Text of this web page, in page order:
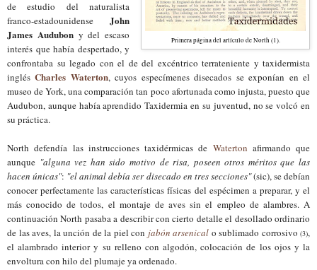
Primera página del artículo de North (1).
de estudio del naturalista
franco-estadounidenseJohn
James Audubony del escaso
interés que había despertado, y
confrontaba su legado con el de del excéntrico terrateniente y taxidermista
inglésCharles Waterton, cuyos especímenes disecados se exponían en el
museo de York, una comparación tan poco afortunada como injusta, puesto que
Audubon, aunque había aprendido Taxidermia en su juventud, no se volcó en
su práctica.
North defendía las instrucciones taxidérmicas de Waterton afirmando que
aunque "alguna vez han sido motivo de risa, poseen otros méritos que las
hacen únicas": "el animal debía ser disecado en tres secciones"(sic), se debían
conocer perfectamente las características físicas del espécimen a preparar, y el
más conocido de todos, el montaje de aves sin el empleo de alambres. A
continuación North pasaba a describir con cierto detalle el desollado ordinario
de las aves, la unción de la piel con jabón arsenical o sublimado corrosivo (3),
el alambrado interior y su relleno con algodón, colocación de los ojos y la
envoltura con hilo del plumaje ya ordenado.